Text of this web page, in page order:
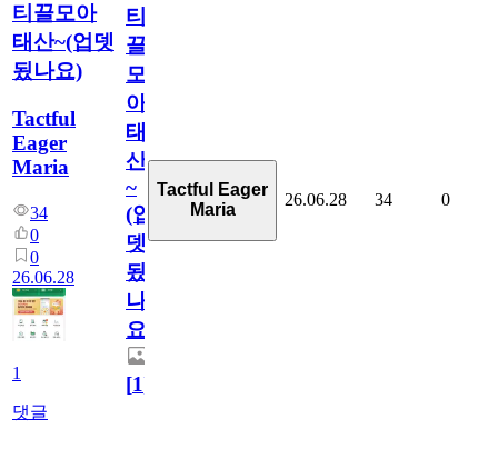
티끌모아
태산~(업뎃
됬나요)
Tactful
Eager
Maria
34
0
0
26.06.28
1
댓글
티
끌
모
아
태
산
~
(업
뎃
됬
나
요)
[1]
Tactful Eager
Maria
26.06.28 34 0